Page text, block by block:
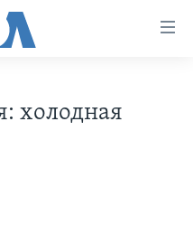
холодная